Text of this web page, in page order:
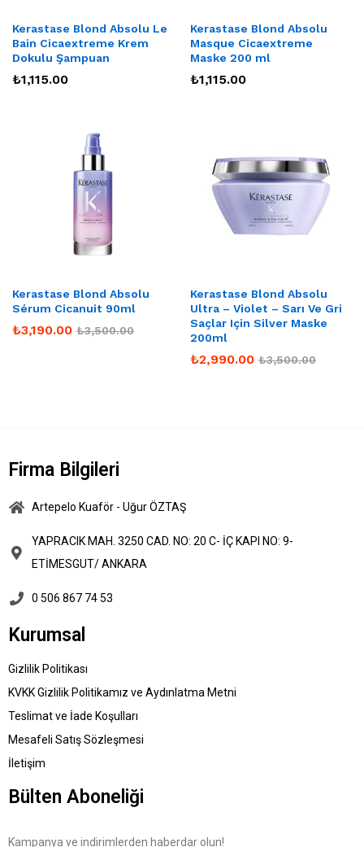
Kerastase Blond Absolu Le
Bain Cicaextreme Krem
Dokulu Şampuan
₺1,115.00
Kerastase Blond Absolu
Masque Cicaextreme
Maske 200 ml
₺1,115.00
Kerastase Blond Absolu
Sérum Cicanuit 90ml
₺3,190.00 ₺3,500.00
Kerastase Blond Absolu
Ultra – Violet – Sarı Ve Gri
Saçlar Için Silver Maske
200ml
₺2,990.00 ₺3,500.00
Firma Bilgileri
Artepelo Kuaför - Uğur ÖZTAŞ
YAPRACIK MAH. 3250 CAD. NO: 20 C- İÇ KAPI NO: 9-
ETİMESGUT/ ANKARA
0 506 867 74 53
Kurumsal
Gizlilik Politikası
KVKK Gizlilik Politikamız ve Aydınlatma Metni
Teslimat ve İade Koşulları
Mesafeli Satış Sözleşmesi
İletişim
Bülten Aboneliği
Kampanya ve indirimlerden haberdar olun!